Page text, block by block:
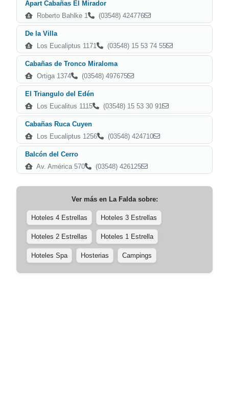
Apart Cabañas El Mirador
Roberto Bahlke 1
(03548) 424776
De la Villa
Los Eucaliptus 1171
(03548) 15 53 74 55
Cabañas de Tronco Miraloma
Ortiga 1374
(03548) 497675
El Triangulo del Edén
Los Eucalitus 1115
(03548) 15 53 30 91
Cabañas Ruca Cuyen
Los Eucaliptus 1256
(03548) 424710
Balcón del Cerro
Av. América 570
(03548) 426125
Ver más en La Faldasobre:
Hoteles 4 Estrellas Hoteles 3 Estrellas
Hoteles 2 Estrellas Hoteles 1 Estrella
Hoteles Spa Hosterias Campings